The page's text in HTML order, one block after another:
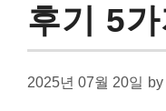
후기 5
2025년 07월 20일 by